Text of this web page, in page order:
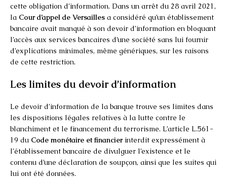
cette obligation d’information. Dans un arrêt du 28 avril 2021,
la Cour d’appel de Versailles a considéré qu’un établissement
bancaire avait manqué à son devoir d’information en bloquant
l’accès aux services bancaires d’une société sans lui fournir
d’explications minimales, même génériques, sur les raisons
de cette restriction.
Les limites du devoir d’information
Le devoir d’information de la banque trouve ses limites dans
les dispositions légales relatives à la lutte contre le
blanchiment et le financement du terrorisme. L’article L.561-
19 du Code monétaire et financierinterdit expressément à
l’établissement bancaire de divulguer l’existence et le
contenu d’une déclaration de soupçon, ainsi que les suites qui
lui ont été données.